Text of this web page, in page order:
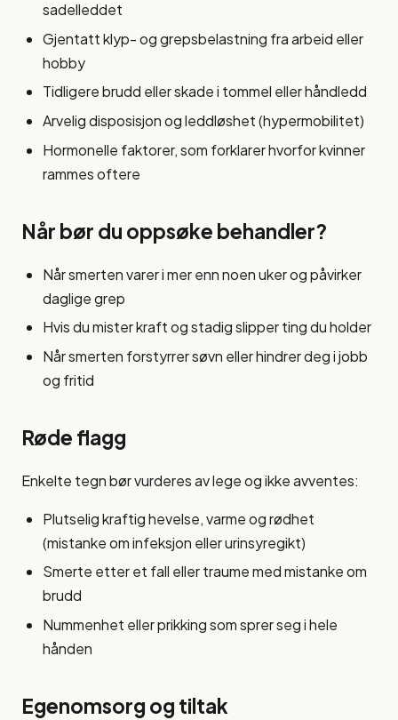
sadelleddet
Gjentatt klyp- og grepsbelastning fra arbeid eller
hobby
Tidligere brudd eller skade i tommel eller håndledd
Arvelig disposisjon og leddløshet (hypermobilitet)
Hormonelle faktorer, som forklarer hvorfor kvinner
rammes oftere
Når bør du oppsøke behandler?
Når smerten varer i mer enn noen uker og påvirker
daglige grep
Hvis du mister kraft og stadig slipper ting du holder
Når smerten forstyrrer søvn eller hindrer deg i jobb
og fritid
Røde flagg
Enkelte tegn bør vurderes av lege og ikke avventes:
Plutselig kraftig hevelse, varme og rødhet
(mistanke om infeksjon eller urinsyregikt)
Smerte etter et fall eller traume med mistanke om
brudd
Nummenhet eller prikking som sprer seg i hele
hånden
Egenomsorg og tiltak